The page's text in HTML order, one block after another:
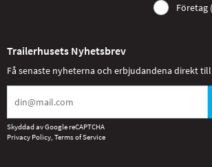
Företag
Trailerhusets Nyhetsbrev
Få senaste nyheterna och erbjudandena direkt
Skyddad av Google reCAPTCHA
Privacy Policy Terms of Service